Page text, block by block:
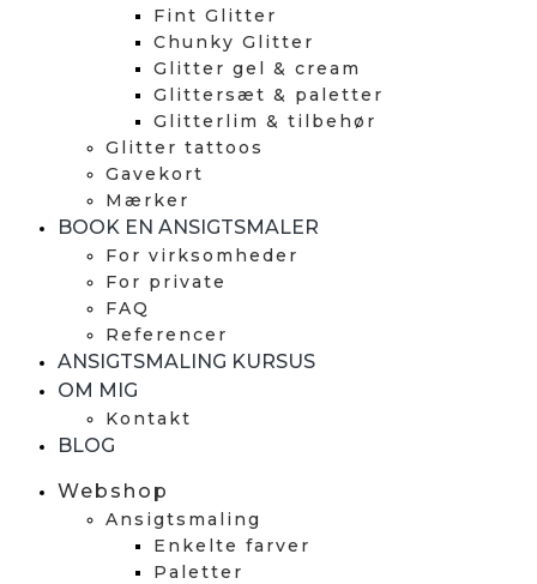
Fint Glitter
Chunky Glitter
Glitter gel & cream
Glittersæt & paletter
Glitterlim & tilbehør
Glitter tattoos
Gavekort
Mærker
BOOK EN ANSIGTSMALER
For virksomheder
For private
FAQ
Referencer
ANSIGTSMALING KURSUS
OM MIG
Kontakt
BLOG
Webshop
Ansigtsmaling
Enkelte farver
Paletter